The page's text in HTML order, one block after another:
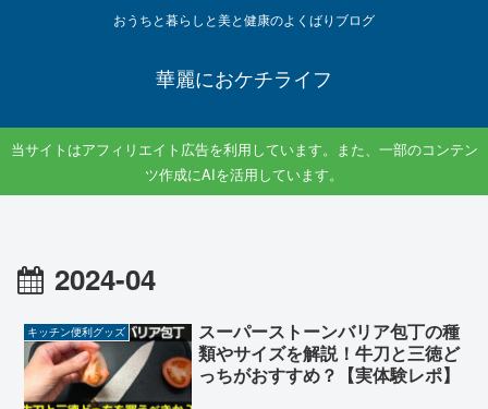
おうちと暮らしと美と健康のよくばりブログ
華麗におケチライフ
当サイトはアフィリエイト広告を利用しています。また、一部のコンテン
ツ作成にAIを活用しています。
2024-04
キッチン便利グッズ
スーパーストーンバリア包丁の種
類やサイズを解説！牛刀と三徳ど
っちがおすすめ？【実体験レポ】